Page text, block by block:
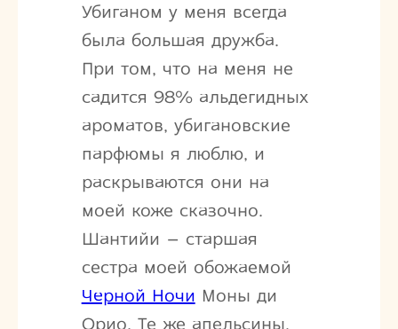
Убиганом у меня всегда
была большая дружба.
При том, что на меня не
садится 98% альдегидных
ароматов, убигановские
парфюмы я люблю, и
раскрываются они на
моей коже сказочно.
Шантийи – старшая
сестра моей обожаемой
Черной Ночи Моны ди
Орио. Те же апельсины,